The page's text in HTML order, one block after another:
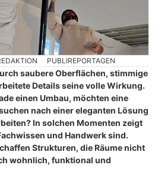
PUBLIREPORTAGEN
saubere Oberflächen, stimmige
Details seine volle Wirkung.
einen Umbau, möchten eine
nach einer eleganten Lösung
In solchen Momenten zeigt
und Handwerk sind.
Strukturen, die Räume nicht
wohnlich, funktional und